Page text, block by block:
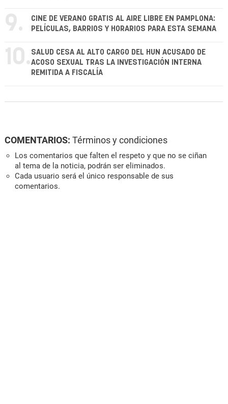
9.
CINE DE VERANO GRATIS AL AIRE LIBRE EN PAMPLONA:
PELÍCULAS, BARRIOS Y HORARIOS PARA ESTA SEMANA
10. SALUD CESA AL ALTO CARGO DEL HUN ACUSADO DE
ACOSO SEXUAL TRAS LA INVESTIGACIÓN INTERNA
REMITIDA A FISCALÍA
COMENTARIOS: Términos y condiciones
Los comentarios que falten el respeto y que no se ciñan
al tema de la noticia, podrán ser eliminados.
Cada usuario será el único responsable de sus
comentarios.